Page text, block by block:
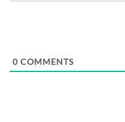
0 COMMENTS